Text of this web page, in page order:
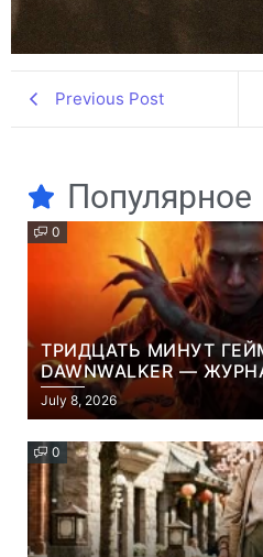
Previous Post
Популярное
0
ТРИДЦАТЬ МИНУТ
DAWNWALKER —
НАЧАЛО НОВОЙ ИГРЫ
PROJEKT RED
July 8, 2026
0